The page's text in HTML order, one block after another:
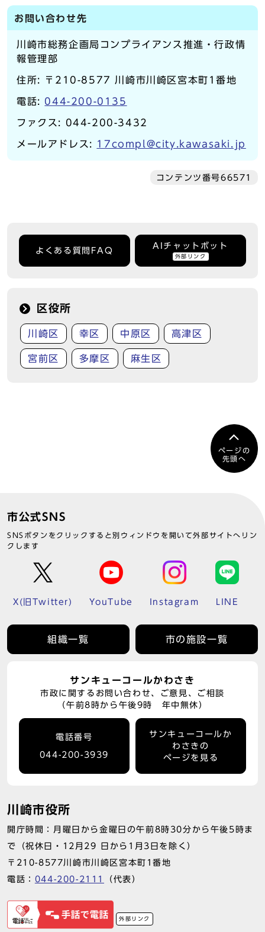
お問い合わせ先
川崎市総務企画局コンプライアンス推進・行政情
報管理部
住所: 〒210-8577 川崎市川崎区宮本町1番地
電話: 044-200-0135
ファクス: 044-200-3432
メールアドレス: 17compl@city.kawasaki.jp
コンテンツ番号66571
よくある質問FAQ
AIチャットボット
外部リンク
区役所
川崎区 幸区 中原区 高津区
宮前区 多摩区 麻生区
ページの
先頭へ
市公式SNS
SNSボタンをクリックすると別ウィンドウを開いて外部サイトへリン
クします
X(旧Twitter) YouTube Instagram LINE
組織一覧 市の施設一覧
サンキューコールかわさき
市政に関するお問い合わせ、ご意見、ご相談
（午前8時から午後9時 年中無休）
電話番号
044-200-3939
サンキューコールか
わさきの
ページを見る
川崎市役所
開庁時間：月曜日から金曜日の午前8時30分から午後5時ま
で（祝休日・12月29 日から1月3日を除く）
〒210-8577川崎市川崎区宮本町1番地
電話： 044-200-2111 （代表）
外部リンク